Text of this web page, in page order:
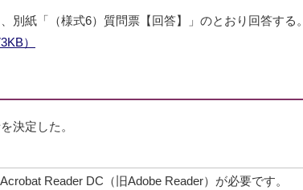
別紙「（様式6）質問票【回答】」のとおり回答する。
）
決定した。
Reader DC（旧Adobe Reader）が必要です。